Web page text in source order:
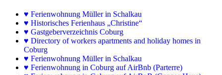
♥ Ferienwohnung Müller in Schalkau
♥ Historisches Ferienhaus „Christine“
♥ Gastgeberverzeichnis Coburg
♥ Directory of workers apartments and holiday homes in
Coburg
♥ Ferienwohnung Müller in Schalkau
♥ Ferienwohnung in Coburg auf AirBnb (Parterre)